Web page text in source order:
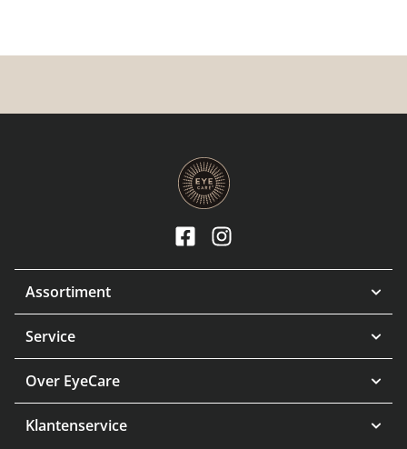
Assortiment
Service
Over EyeCare
Klantenservice